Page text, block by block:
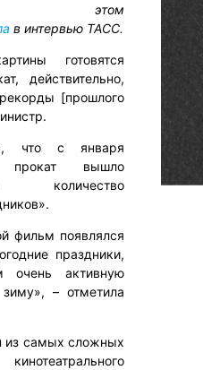
в интервью ТАСС.
готовятся
действительно,
[прошлого
что с января
прокат вышло
количество
фильм появлялся
праздники,
очень активную
– отметила
из самых сложных